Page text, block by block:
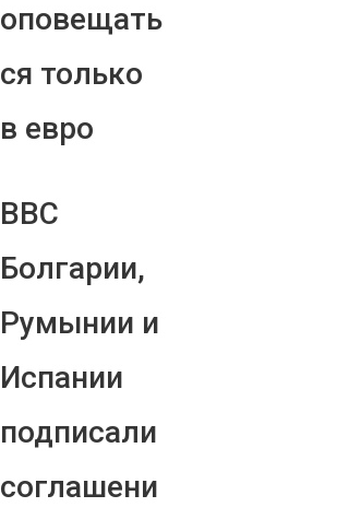
оповещать
ся только
в евро
ВВС
Болгарии,
Румынии и
Испании
подписали
соглашени